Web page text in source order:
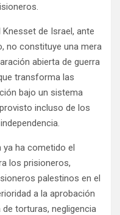
de Israel, ante
no constituye una mera
abierta de guerra
transforma las
bajo un sistema
incluso de los
ya ha cometido el
los prisioneros,
palestinos en el
a la aprobación
torturas, negligencia